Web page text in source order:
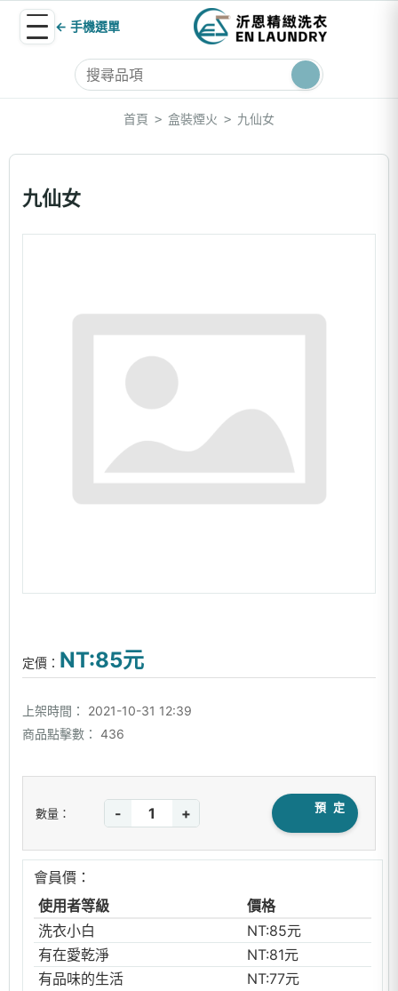
← 手機選單
首頁 > 盒裝煙火 > 九仙女
九仙女
定價： NT:85元
上架時間：
2021-10-31 12:39
商品點擊數： 436
數量： - + 預 定
會員價：
使用者等級
價格
洗衣小白
NT:85元
有在愛乾淨
NT:81元
有品味的生活
NT:77元